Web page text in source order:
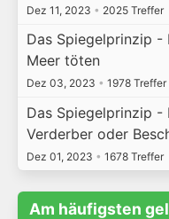
Dez 11, 2023 • 2025 Treffer
Das Spiegelprinzip -
Meer töten
Dez 03, 2023 • 1978 Treffer
Das Spiegelprinzip -
Verderber oder
Dez 01, 2023 • 1678 Treffer
Am häufigsten